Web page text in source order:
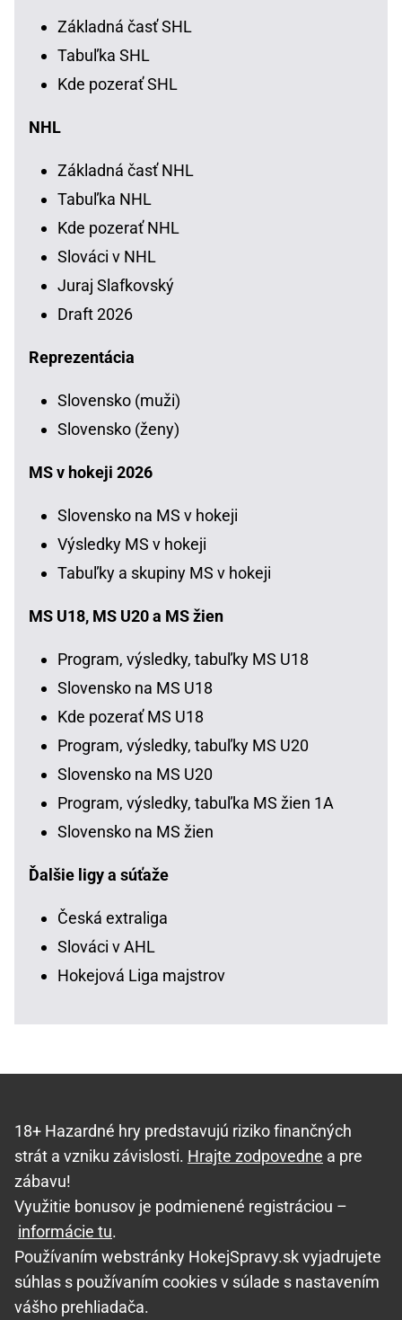
Základná časť SHL
Tabuľka SHL
Kde pozerať SHL
NHL
Základná časť NHL
Tabuľka NHL
Kde pozerať NHL
Slováci v NHL
Juraj Slafkovský
Draft 2026
Reprezentácia
Slovensko (muži)
Slovensko (ženy)
MS v hokeji 2026
Slovensko na MS v hokeji
Výsledky MS v hokeji
Tabuľky a skupiny MS v hokeji
MS U18, MS U20 a MS žien
Program, výsledky, tabuľky MS U18
Slovensko na MS U18
Kde pozerať MS U18
Program, výsledky, tabuľky MS U20
Slovensko na MS U20
Program, výsledky, tabuľka MS žien 1A
Slovensko na MS žien
Ďalšie ligy a súťaže
Česká extraliga
Slováci v AHL
Hokejová Liga majstrov
18+ Hazardné hry predstavujú riziko finančných
strát a vzniku závislosti. Hrajte zodpovedne a pre
zábavu!
Využitie bonusov je podmienené registráciou –
informácie tu.
Používaním webstránky HokejSpravy.sk vyjadrujete
súhlas s používaním cookies v súlade s nastavením
vášho prehliadača.